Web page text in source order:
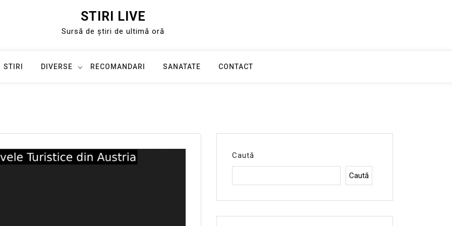
STIRI LIVE
Sursă de știri de ultimă oră
STIRI DIVERSE RECOMANDARI SANATATE CONTACT
Caută
Caută